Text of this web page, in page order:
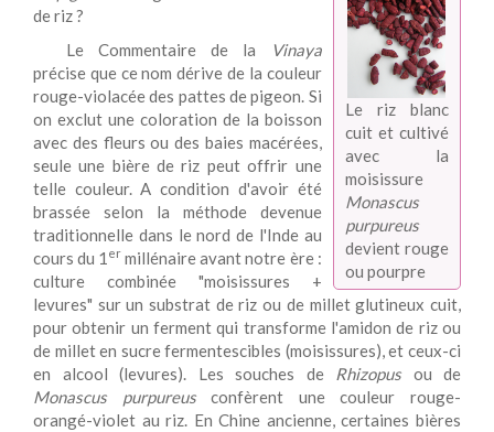
Le riz blanc
cuit et cultivé
avec la
moisissure
Monascus
purpureus
devient rouge
ou pourpre
de riz ?
Le Commentaire de la
Vinaya
précise que ce nom dérive de la couleur
rouge-violacée des pattes de pigeon. Si
on exclut une coloration de la boisson
avec des fleurs ou des baies macérées,
seule une bière de riz peut offrir une
telle couleur. A condition d'avoir été
brassée selon la méthode devenue
traditionnelle dans le nord de l'Inde au
cours du 1 er millénaire avant notre ère :
culture combinée "moisissures +
levures" sur un substrat de riz ou de millet glutineux cuit,
pour obtenir un ferment qui transforme l'amidon de riz ou
de millet en sucre fermentescibles (moisissures), et ceux-ci
en alcool (levures). Les souches de Rhizopusou de
Monascus
purpureusconfèrent une couleur rouge-
orangé-violet au riz. En Chine ancienne, certaines bières